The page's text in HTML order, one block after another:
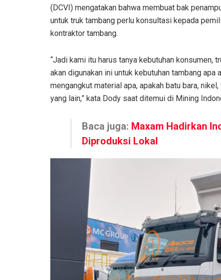
(DCVI) mengatakan bahwa membuat bak
untuk truk tambang perlu konsultasi kepada
kontraktor tambang.
“Jadi kami itu harus tanya kebutuhan konsumen,
akan digunakan ini untuk kebutuhan tambang apa
mengangkut material apa, apakah batu bara, nikel,
yang lain,” kata Dody saat ditemui di Mining
Baca juga: Maxam Hadirkan
Diproduksi Lokal